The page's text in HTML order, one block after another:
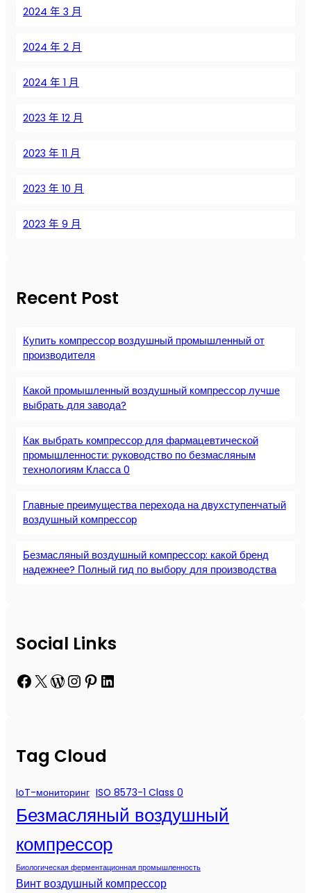
2024 年 3 月
2024 年 2 月
2024 年 1 月
2023 年 12 月
2023 年 11 月
2023 年 10 月
2023 年 9 月
Recent Post
Купить компрессор воздушный промышленный от
производителя
Какой промышленный воздушный компрессор лучше
выбрать для завода?
Как выбрать компрессор для фармацевтической
промышленности: руководство по безмасляным
технологиям Класса 0
Главные преимущества перехода на двухступенчатый
воздушный компрессор
Безмасляный воздушный компрессор: какой бренд
надежнее? Полный гид по выбору для производства
Social Links
Facebook X WordPress InstagramPinterest LinkedIn
Tag Cloud
IoT-мониторинг ISO 8573-1 Class 0
Безмасляный воздушный
компрессор
Биологическая ферментационная промышленность
Винт воздушный компрессор